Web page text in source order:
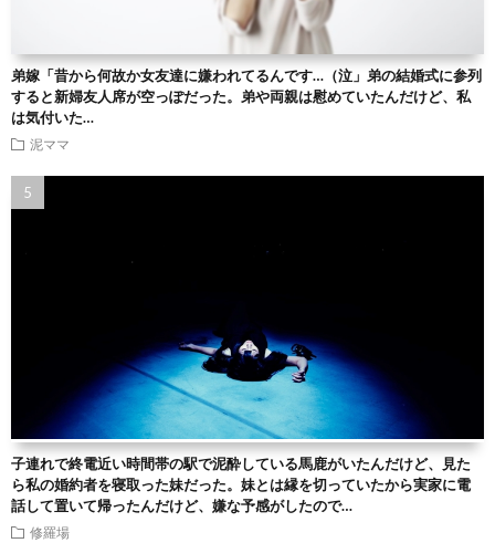
弟嫁「昔から何故か女友達に嫌われてるんです…（泣」弟の結婚式に参列
すると新婦友人席が空っぽだった。弟や両親は慰めていたんだけど、私
は気付いた…
泥ママ
子連れで終電近い時間帯の駅で泥酔している馬鹿がいたんだけど、見た
ら私の婚約者を寝取った妹だった。妹とは縁を切っていたから実家に電
話して置いて帰ったんだけど、嫌な予感がしたので…
修羅場